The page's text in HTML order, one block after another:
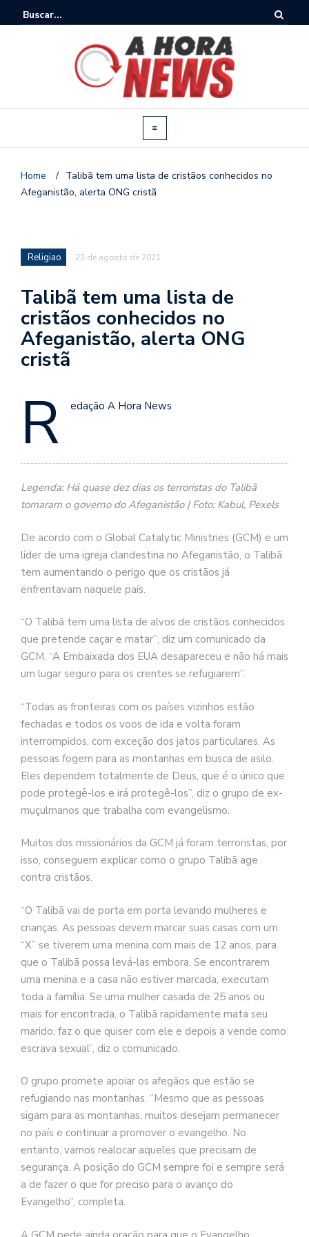
Home / Talibã tem uma lista de cristãos conhecidos no
Afeganistão, alerta ONG cristã
Religiao 23 de agosto de 2021
Talibã tem uma lista de
cristãos conhecidos no
Afeganistão, alerta ONG
cristã
R edação A Hora News
Legenda: Há quase dez dias os terroristas do Talibã
tomaram o governo do Afeganistão | Foto: Kabul, Pexels
De acordo com o Global Catalytic Ministries (GCM) e um
líder de uma igreja clandestina no Afeganistão, o Talibã
tem aumentando o perigo que os cristãos já
enfrentavam naquele país.
“O Talibã tem uma lista de alvos de cristãos conhecidos
que pretende caçar e matar”, diz um comunicado da
GCM. “A Embaixada dos EUA desapareceu e não há mais
um lugar seguro para os crentes se refugiarem”.
“Todas as fronteiras com os países vizinhos estão
fechadas e todos os voos de ida e volta foram
interrompidos, com exceção dos jatos particulares. As
pessoas fogem para as montanhas em busca de asilo.
Eles dependem totalmente de Deus, que é o único que
pode protegê-los e irá protegê-los”, diz o grupo de ex-
muçulmanos que trabalha com evangelismo.
Muitos dos missionários da GCM já foram terroristas, por
isso, conseguem explicar como o grupo Talibã age
contra cristãos.
“O Talibã vai de porta em porta levando mulheres e
crianças. As pessoas devem marcar suas casas com um
“X” se tiverem uma menina com mais de 12 anos, para
que o Talibã possa levá-las embora. Se encontrarem
uma menina e a casa não estiver marcada, executam
toda a família. Se uma mulher casada de 25 anos ou
mais for encontrada, o Talibã rapidamente mata seu
marido, faz o que quiser com ele e depois a vende como
escrava sexual”, diz o comunicado.
O grupo promete apoiar os afegãos que estão se
refugiando nas montanhas. “Mesmo que as pessoas
sigam para as montanhas, muitos desejam permanecer
no país e continuar a promover o evangelho. No
entanto, vamos realocar aqueles que precisam de
segurança. A posição do GCM sempre foi e sempre será
a de fazer o que for preciso para o avanço do
Evangelho”, completa.